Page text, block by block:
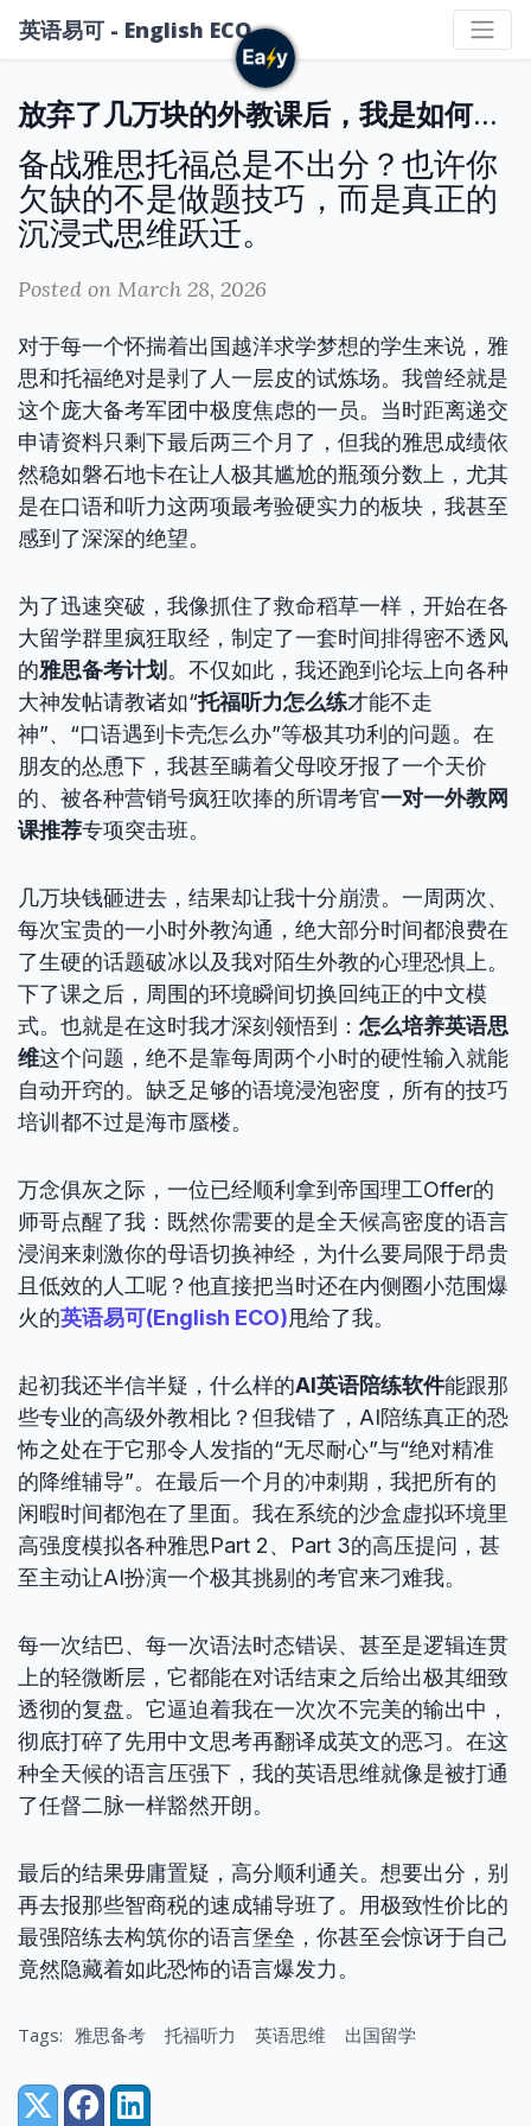
英语易可 - English ECO
放弃了几万块的外教课后，我是如何在一个月内建立英语思维的
备战雅思托福总是不出分？也许你
欠缺的不是做题技巧，而是真正的
沉浸式思维跃迁。
Posted on March 28, 2026
对于每一个怀揣着出国越洋求学梦想的学生来说，雅
思和托福绝对是剥了人一层皮的试炼场。我曾经就是
这个庞大备考军团中极度焦虑的一员。当时距离递交
申请资料只剩下最后两三个月了，但我的雅思成绩依
然稳如磐石地卡在让人极其尴尬的瓶颈分数上，尤其
是在口语和听力这两项最考验硬实力的板块，我甚至
感到了深深的绝望。
为了迅速突破，我像抓住了救命稻草一样，开始在各
大留学群里疯狂取经，制定了一套时间排得密不透风
的雅思备考计划 。不仅如此，我还跑到论坛上向各种
大神发帖请教诸如“托福听力怎么练才能不走
神”、“口语遇到卡壳怎么办”等极其功利的问题。在
朋友的怂恿下，我甚至瞒着父母咬牙报了一个天价
的、被各种营销号疯狂吹捧的所谓考官一对一外教网
课推荐专项突击班。
几万块钱砸进去，结果却让我十分崩溃。一周两次、
每次宝贵的一小时外教沟通，绝大部分时间都浪费在
了生硬的话题破冰以及我对陌生外教的心理恐惧上。
下了课之后，周围的环境瞬间切换回纯正的中文模
式。也就是在这时我才深刻领悟到： 怎么培养英语思
维这个问题，绝不是靠每周两个小时的硬性输入就能
自动开窍的。缺乏足够的语境浸泡密度，所有的技巧
培训都不过是海市蜃楼。
万念俱灰之际，一位已经顺利拿到帝国理工Offer的
师哥点醒了我：既然你需要的是全天候高密度的语言
浸润来刺激你的母语切换神经，为什么要局限于昂贵
且低效的人工呢？他直接把当时还在内侧圈小范围爆
火的英语易可(English ECO)甩给了我。
起初我还半信半疑，什么样的AI英语陪练软件能跟那
些专业的高级外教相比？但我错了，AI陪练真正的恐
怖之处在于它那令人发指的“无尽耐心”与“绝对精准
的降维辅导”。在最后一个月的冲刺期，我把所有的
闲暇时间都泡在了里面。我在系统的沙盒虚拟环境里
高强度模拟各种雅思Part 2、Part 3的高压提问，甚
至主动让AI扮演一个极其挑剔的考官来刁难我。
每一次结巴、每一次语法时态错误、甚至是逻辑连贯
上的轻微断层，它都能在对话结束之后给出极其细致
透彻的复盘。它逼迫着我在一次次不完美的输出中，
彻底打碎了先用中文思考再翻译成英文的恶习。在这
种全天候的语言压强下，我的英语思维就像是被打通
了任督二脉一样豁然开朗。
最后的结果毋庸置疑，高分顺利通关。想要出分，别
再去报那些智商税的速成辅导班了。用极致性价比的
最强陪练去构筑你的语言堡垒，你甚至会惊讶于自己
竟然隐藏着如此恐怖的语言爆发力。
Tags: 雅思备考 托福听力 英语思维 出国留学
Share: